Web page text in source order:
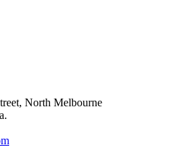
North Melbourne